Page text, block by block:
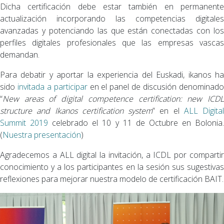
Dicha certificación debe estar también en permanente
actualización incorporando las competencias digitales
avanzadas y potenciando las que están conectadas con los
perfiles digitales profesionales que las empresas vascas
demandan.
Para debatir y aportar la experiencia del Euskadi, ikanos ha
sido invitada a participaren el panel de discusión denominado
“New areas of digital competence certification: new ICDL
structure and Ikanos certification system” en el ALL Digital
Summit 2019 celebrado el 10 y 11 de Octubre en Bolonia.
(Nuestra presentación)
Agradecemos a ALL digital la invitación, a ICDL por compartir
conocimiento y a los participantes en la sesión sus sugestivas
reflexiones para mejorar nuestra modelo de certificación BAIT.